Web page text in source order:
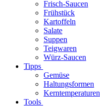
Frisch-Saucen
Frühstück
Kartoffeln
Salate
Suppen
Teigwaren
Würz-Saucen
Tipps
Gemüse
Haltungsformen
Kerntemperaturen
Tools